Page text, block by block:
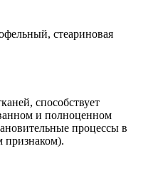
стеариновая
способствует
и полноценном
процессы в
признаком).